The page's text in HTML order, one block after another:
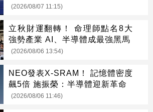
(2026/08/07 11:15)
立秋財運翻轉！ 命理師點名8大
強勢產業 AI、半導體成最強黑馬
(2026/08/06 13:54)
NEO發表X-SRAM！ 記憶體密度
飆5倍 施振榮：半導體迎新革命
(2026/08/06 11:46)